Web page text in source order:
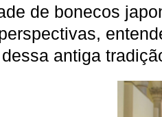
de bonecos
antiga